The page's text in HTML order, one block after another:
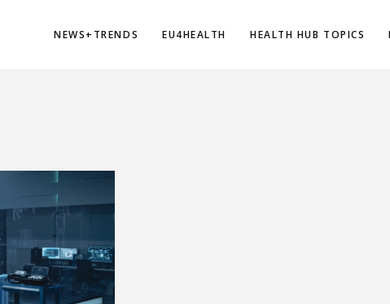
NEWS+TRENDS EU4HEALTH HEALTH HUB TOPICS